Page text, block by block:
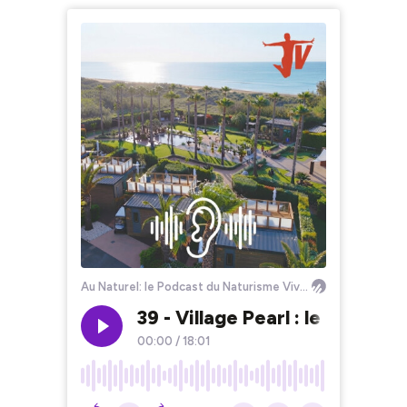
Au Naturel: le Podcast du Naturisme Vivant
39 - Village Pearl : le
00:00 / 18:01